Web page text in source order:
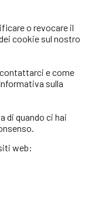
o revocare il
cookie sul nostro
e come
sulla
di quando ci hai
web: